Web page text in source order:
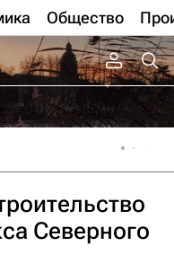
Общество
Северного